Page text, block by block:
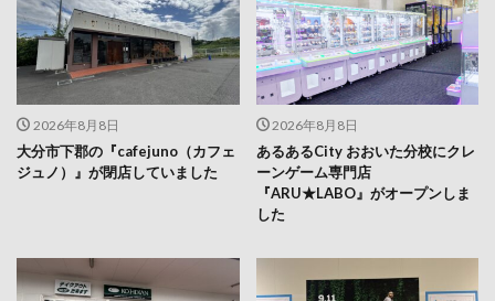
2026年8月8日
大分市下郡の『cafejuno（カフェ
ジュノ）』が閉店していました
2026年8月8日
あるあるCity おおいた分校にクレ
ーンゲーム専門店
『ARU★LABO』がオープンしま
した